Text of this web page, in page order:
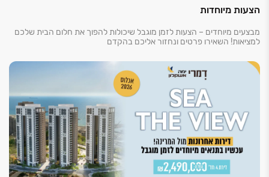
סטריפ ליין למיזוג
תריסים חשמליים*
זיגוג כפול בחלונות*
דלת כניסה מעוצבת*
דלתות פנים תוצרת פנדור*
חיבור חשמל תלת פאזי
אינטרקום TV
נקודת טלפון, TV בכל חדר
נקודת מים ,TV במרפסת
חיפוי קירות טייח גבס/ שפכטל *
רשתות בחלונות
הצעות מיוחדות
מבצעים מיוחדים – הצעות לזמן מוגבל שיכולות להפוך את חלום הבית שלכם
למציאות! השאירו פרטים ונחזור אליכם בהקדם